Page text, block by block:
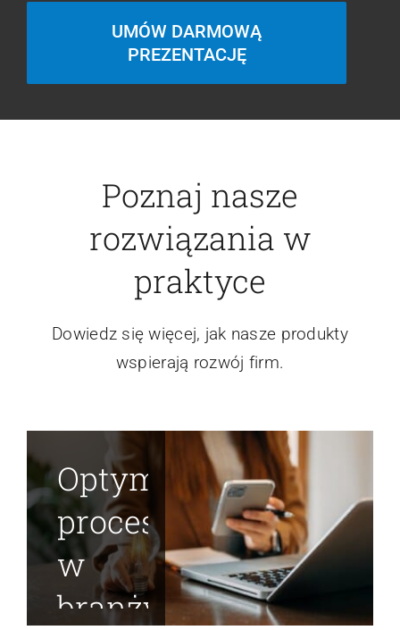
UMÓW DARMOWĄ
PREZENTACJĘ
Poznaj nasze
rozwiązania w
praktyce
Dowiedz się więcej, jak nasze produkty
wspierają rozwój firm.
Optymalizacja
procesów
w
branży